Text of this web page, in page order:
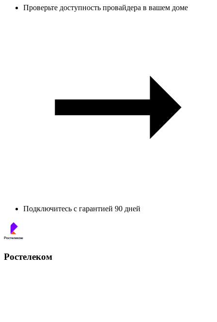
Проверьте доступность провайдера в вашем доме
Подключитесь с гарантией 90 дней
Ростелеком